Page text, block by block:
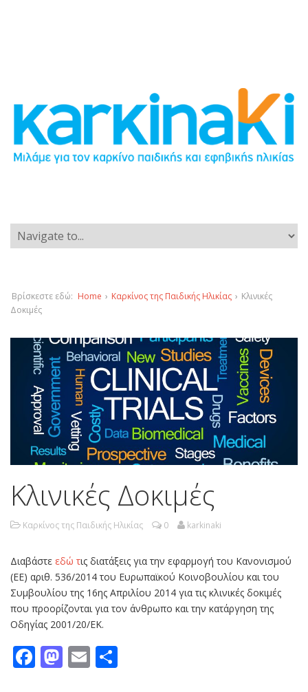
Βρίσκεστε εδώ: Home › Καρκίνος της Παιδικής Ηλικίας › Κλινικές
Δοκιμές
Κλινικές Δοκιμές
Καρκίνος της Παιδικής Ηλικίας 0 karkinaki
Διαβάστε εδώ τις διατάξεις για την εφαρμογή του Κανονισμού
(ΕΕ) αριθ. 536/2014 του Ευρωπαϊκού Κοινοβουλίου και του
Συμβουλίου της 16ης Απριλίου 2014 για τις κλινικές δοκιμές
που προορίζονται για τον άνθρωπο και την κατάργηση της
Οδηγίας 2001/20/ΕΚ.
Facebook
Mastodon
Email